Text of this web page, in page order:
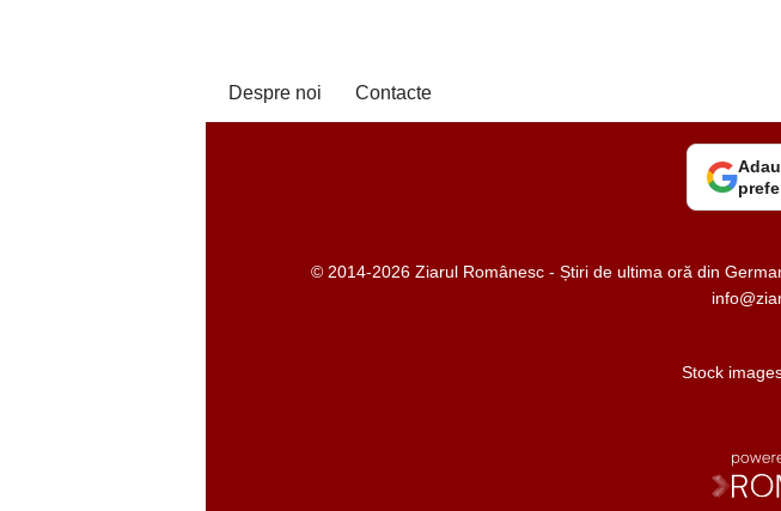
Despre noi Contacte
© 2014-2026 Ziarul Românesc - Știri de ultima oră din
Stock